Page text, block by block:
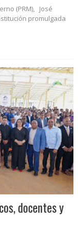
(PRM), José
promulgada
docentes y